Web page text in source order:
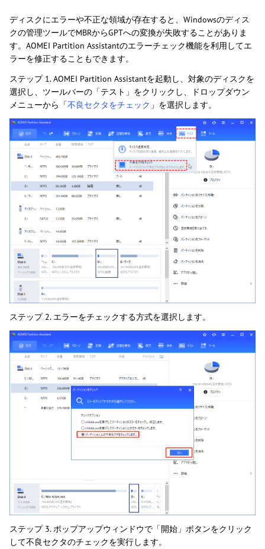
ディスクにエラーや不正な領域が存在すると、Windowsのディス
クの管理ツールでMBRからGPTへの変換が失敗することがありま
す。AOMEI Partition Assistantのエラーチェック機能を利用してエ
ラーを修正することもできます。
ステップ 1. AOMEI Partition Assistantを起動し、対象のディスクを
選択し、ツールバーの「テスト」をクリックし、ドロップダウン
メニューから「不良セクタをチェック 」を選択します。
ステップ 2. エラーをチェックする方式を選択します。
ステップ 3. ポップアップウィンドウで「開始」ボタンをクリック
して不良セクタのチェックを実行します。